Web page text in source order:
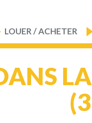
LOUER / ACHETER